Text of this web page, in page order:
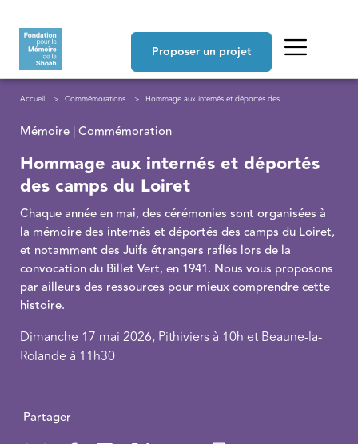
Proposer un projet
Fil d'Ariane
Accueil Commémorations Hommage aux internés et déportés des camps du Loiret
Mémoire | Commémoration
Hommage aux internés et déportés
des camps du Loiret
Chaque année en mai, des cérémonies sont organisées à
la mémoire des internés et déportés des camps du Loiret,
et notamment des Juifs étrangers raflés lors de la
convocation du Billet Vert, en 1941. Nous vous proposons
par ailleurs des ressources pour mieux comprendre cette
histoire.
Dimanche 17 mai 2026, Pithiviers à 10h et Beaune-la-
Rolande à 11h30
Partager